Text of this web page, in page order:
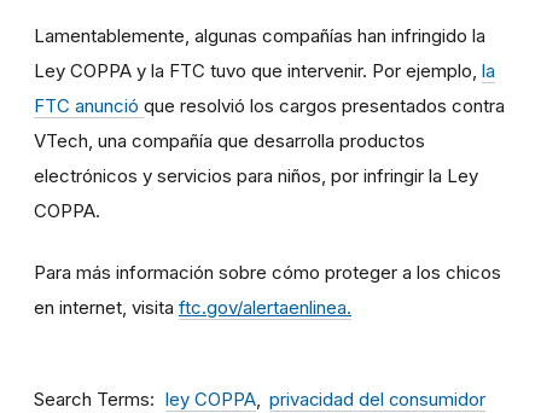
Lamentablemente, algunas compañías han infringido la
Ley COPPA y la FTC tuvo que intervenir. Por ejemplo, la
FTC anunció que resolvió los cargos presentados contra
VTech, una compañía que desarrolla productos
electrónicos y servicios para niños, por infringir la Ley
COPPA.
Para más información sobre cómo proteger a los chicos
en internet, visita ftc.gov/alertaenlinea.
Search Terms ley COPPA privacidad del consumidor